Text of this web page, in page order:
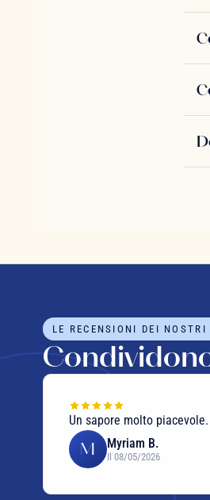
LE RECENSIONI DEI
Un sapore molto piacevole.
M Myriam B.
Il 08/05/2026